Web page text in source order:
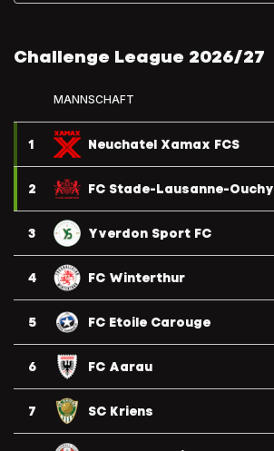
Challenge League 2026/27
MANNSCHAFT
1 Neuchatel Xamax FCS
2 FC Stade-Lausanne-Ouchy
3 Yverdon Sport FC
4 FC Winterthur
5 FC Etoile Carouge
6 FC Aarau
7 SC Kriens